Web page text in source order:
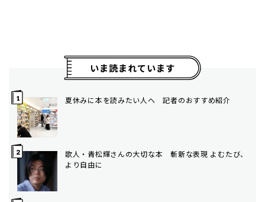
いま読まれています
夏休みに本を読みたい人へ 記者のおすすめ紹介
歌人・青松輝さんの大切な本 斬新な表現 よむたび、
より自由に